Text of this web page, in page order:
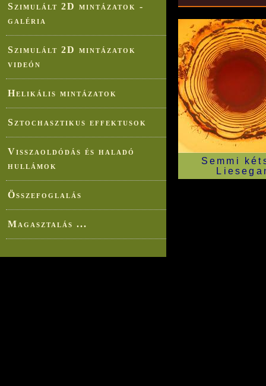
Szimulált 2D mintázatok -
galéria
Szimulált 2D mintázatok
videón
Helikális mintázatok
Sztochasztikus effektusok
Visszaoldódás és haladó
hullámok
Összefoglalás
Magasztalás ...
Semmi